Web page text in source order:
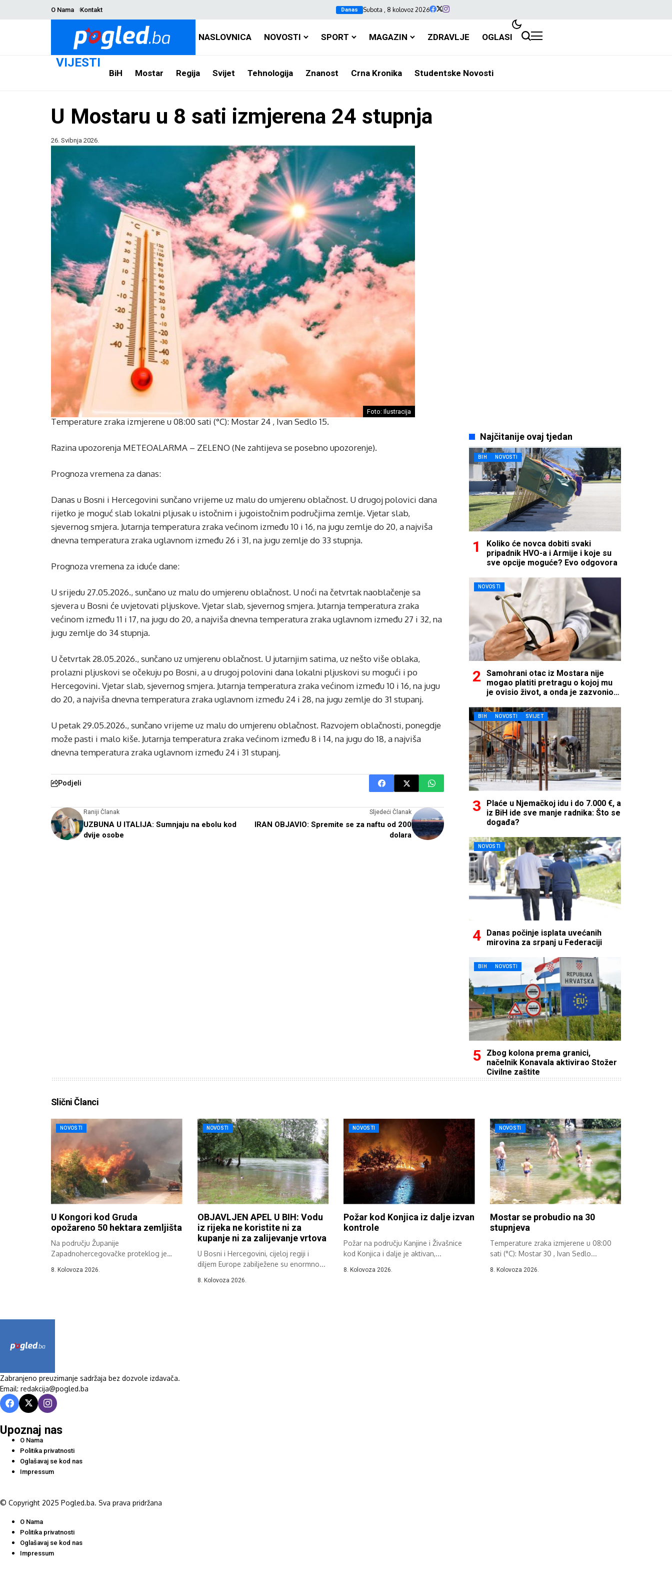
O Nama Kontakt Danas Subota , 8 kolovoz 2026
NASLOVNICA NOVOSTI SPORT MAGAZIN ZDRAVLJE OGLASI
VIJESTI
BiH Mostar Regija Svijet Tehnologija Znanost Crna Kronika Studentske Novosti
U Mostaru u 8 sati izmjerena 24 stupnja
26. Svibnja 2026.
Foto: Ilustracija
Temperature zraka izmjerene u 08:00 sati (°C): Mostar 24 , Ivan Sedlo 15.
Razina upozorenja METEOALARMA – ZELENO (Ne zahtijeva se posebno upozorenje).
Prognoza vremena za danas:
Danas u Bosni i Hercegovini sunčano vrijeme uz malu do umjerenu oblačnost. U drugoj polovici dana
rijetko je moguć slab lokalni pljusak u istočnim i jugoistočnim područjima zemlje. Vjetar slab,
sjevernog smjera. Jutarnja temperatura zraka većinom između 10 i 16, na jugu zemlje do 20, a najviša
dnevna temperatura zraka uglavnom između 26 i 31, na jugu zemlje do 33 stupnja.
Prognoza vremena za iduće dane:
U srijedu 27.05.2026., sunčano uz malu do umjerenu oblačnost. U noći na četvrtak naoblačenje sa
sjevera u Bosni će uvjetovati pljuskove. Vjetar slab, sjevernog smjera. Jutarnja temperatura zraka
većinom između 11 i 17, na jugu do 20, a najviša dnevna temperatura zraka uglavnom između 27 i 32, na
jugu zemlje do 34 stupnja.
U četvrtak 28.05.2026., sunčano uz umjerenu oblačnost. U jutarnjim satima, uz nešto više oblaka,
prolazni pljuskovi se očekuju po Bosni, a u drugoj polovini dana lokalni pljuskovi su mogući i po
Hercegovini. Vjetar slab, sjevernog smjera. Jutarnja temperatura zraka većinom između 10 i 16, na jugu
do 20, a najviša dnevna temperatura zraka uglavnom između 24 i 28, na jugu zemlje do 31 stupanj.
U petak 29.05.2026., sunčano vrijeme uz malu do umjerenu oblačnost. Razvojem oblačnosti, ponegdje
može pasti i malo kiše. Jutarnja temperatura zraka većinom između 8 i 14, na jugu do 18, a najviša
dnevna temperatura zraka uglavnom između 24 i 31 stupanj.
Podjeli
Raniji Članak
UZBUNA U ITALIJA: Sumnjaju na ebolu kod
dvije osobe
Sljedeći Članak
IRAN OBJAVIO: Spremite se za naftu od 200
dolara
Najčitanije ovaj tjedan
BIH NOVOSTI
Koliko će novca dobiti svaki
pripadnik HVO-a i Armije i koje su
sve opcije moguće? Evo odgovora
NOVOSTI
Samohrani otac iz Mostara nije
mogao platiti pretragu o kojoj mu
je ovisio život, a onda je zazvonio
BIH NOVOSTI SVIJET
Plaće u Njemačkoj idu i do 7.000 €, a
iz BiH ide sve manje radnika: Što se
događa?
NOVOSTI
Danas počinje isplata uvećanih
mirovina za srpanj u Federaciji
BIH NOVOSTI
Zbog kolona prema granici,
načelnik Konavala aktivirao Stožer
Civilne zaštite
Slični Članci
NOVOSTI
U Kongori kod Gruda
opožareno 50 hektara zemljišta
Na području Županije
Zapadnohercegovačke proteklog je
otvorenom,...
8. Kolovoza 2026.
NOVOSTI
OBJAVLJEN APEL U BIH: Vodu
iz rijeka ne koristite ni za
kupanje ni za zalijevanje vrtova
U Bosni i Hercegovini, cijeloj regiji i
diljem Europe zabilježene su enormno...
8. Kolovoza 2026.
NOVOSTI
Požar kod Konjica iz dalje izvan
kontrole
Požar na području Kanjine i Živašnice
kod Konjica i dalje je aktivan,...
8. Kolovoza 2026.
NOVOSTI
Mostar se probudio na 30
stupnjeva
Temperature zraka izmjerene u 08:00
sati (°C): Mostar 30 , Ivan Sedlo...
8. Kolovoza 2026.
Zabranjeno preuzimanje sadržaja bez dozvole izdavača.
Email: redakcija@pogled.ba
Upoznaj nas
O Nama
Politika privatnosti
Oglašavaj se kod nas
Impressum
© Copyright 2025 Pogled.ba. Sva prava pridržana
O Nama
Politika privatnosti
Oglašavaj se kod nas
Impressum